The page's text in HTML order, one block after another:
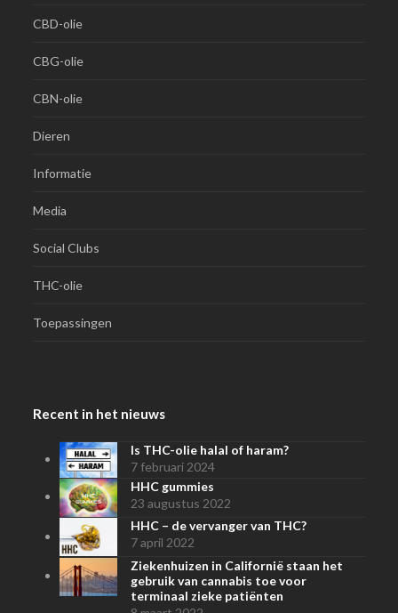
CBD-olie
CBG-olie
CBN-olie
Dieren
Informatie
Media
Social Clubs
THC-olie
Toepassingen
Recent in het nieuws
Is THC-olie halal of haram?
7 februari 2024
HHC gummies
23 augustus 2022
HHC – de vervanger van THC?
7 april 2022
Ziekenhuizen in Californië staan het
gebruik van cannabis toe voor
terminaal zieke patiënten